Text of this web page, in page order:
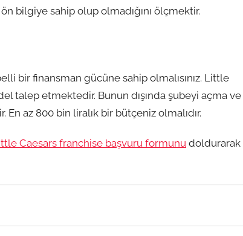
bilgiye sahip olup olmadığını ölçmektir.
bir finansman gücüne sahip olmalısınız. Little
talep etmektedir. Bunun dışında şubeyi açma ve
az 800 bin liralık bir bütçeniz olmalıdır.
Caesars franchise başvuru formunu doldurarak